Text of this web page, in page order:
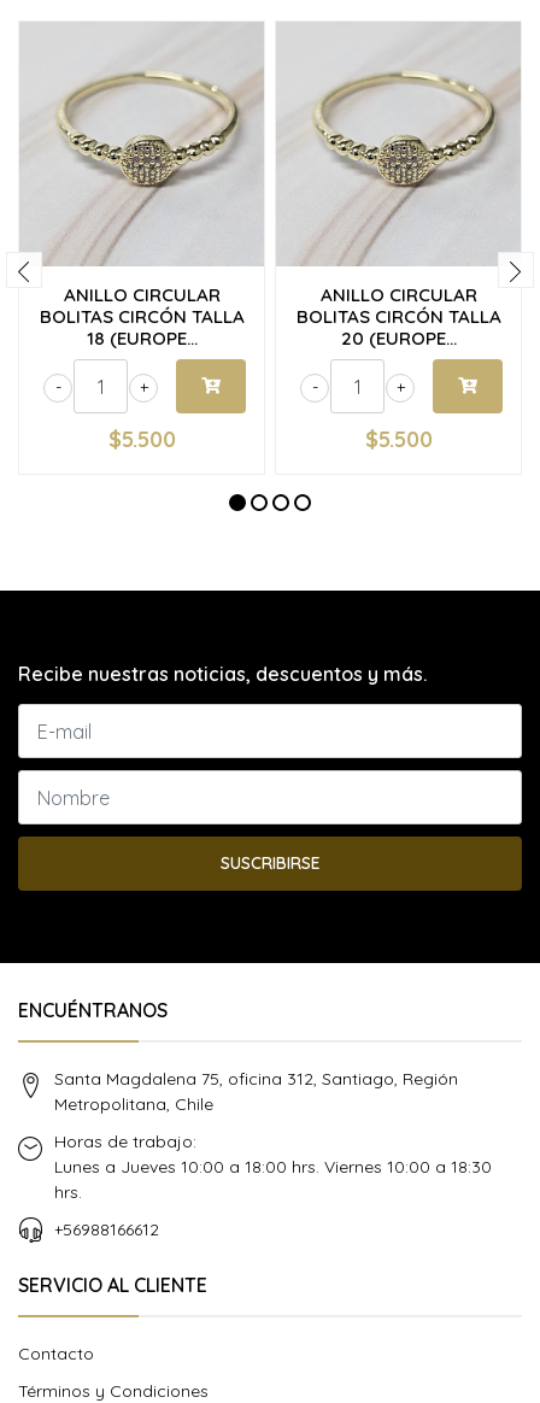
ANILLO CIRCULAR
BOLITAS CIRCÓN TALLA
18 (EUROPE...
+
-
$5.500
ANILLO CIRCULAR
BOLITAS CIRCÓN TALLA
20 (EUROPE...
+
-
$5.500
Recibe nuestras noticias, descuentos y más.
SUSCRIBIRSE
ENCUÉNTRANOS
Santa Magdalena 75, oficina 312, Santiago, Región
Metropolitana, Chile
Horas de trabajo:
Lunes a Jueves 10:00 a 18:00 hrs. Viernes 10:00 a 18:30
hrs.
+56988166612
SERVICIO AL CLIENTE
Contacto
Términos y Condiciones